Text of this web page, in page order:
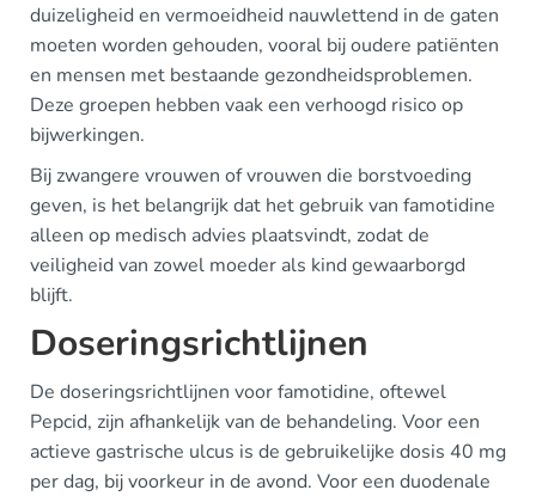
duizeligheid en vermoeidheid nauwlettend in de gaten
moeten worden gehouden, vooral bij oudere patiënten
en mensen met bestaande gezondheidsproblemen.
Deze groepen hebben vaak een verhoogd risico op
bijwerkingen.
Bij zwangere vrouwen of vrouwen die borstvoeding
geven, is het belangrijk dat het gebruik van famotidine
alleen op medisch advies plaatsvindt, zodat de
veiligheid van zowel moeder als kind gewaarborgd
blijft.
Doseringsrichtlijnen
De doseringsrichtlijnen voor famotidine, oftewel
Pepcid, zijn afhankelijk van de behandeling. Voor een
actieve gastrische ulcus is de gebruikelijke dosis 40 mg
per dag, bij voorkeur in de avond. Voor een duodenale